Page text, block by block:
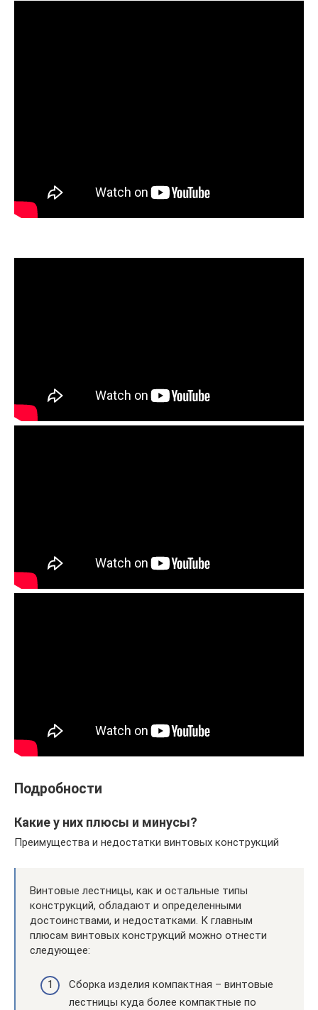
Подробности
Какие у них плюсы и минусы?
Преимущества и недостатки винтовых конструкций
Винтовые лестницы, как и остальные типы
конструкций, обладают и определенными
достоинствами, и недостатками. К главным
плюсам винтовых конструкций можно отнести
следующее:
Сборка изделия компактная – винтовые
лестницы куда более компактные по